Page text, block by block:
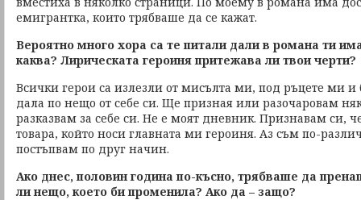
емигрантка, които трябваше да се кажат.
Вероятно много хора са те питали дали в романа ти
каква? Лирическата героиня притежава ли твои черти?
Всички герои са излезли от мисълта ми, под ръцете ми
дала по нещо от себе си. Ще призная или разочаровам
разказвам за себе си. Не е моят дневник. Признавам си,
товара, който носи главната ми героиня. Аз съм по-
постъпвам по друг начин.
Ако днес, половин година по-късно, трябваше да
ли нещо, което би променила? Ако да – защо?